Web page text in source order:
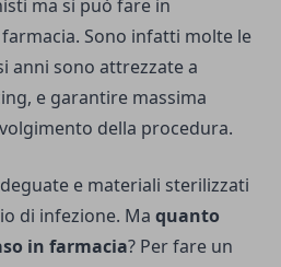
ma si può fare in
Sono infatti molte le
anni sono attrezzate a
e garantire massima
della procedura.
e materiali sterilizzati
di infezione. Ma quanto
in farmacia? Per fare un